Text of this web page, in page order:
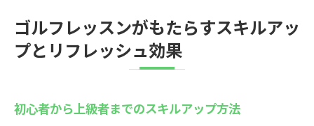
身体と精神のバランスを整えるゴルフの魅
力
ゴルフレッスンを通じて得られる実践的な
心身の健康改善に役立つゴルフ練習の手法
ゴルフレッスンがもたらすスキルアッ
プとリフレッシュ効果
初心者から上級者までのスキルアップ方法